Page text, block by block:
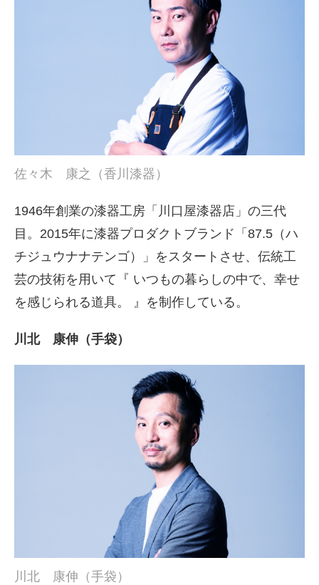
佐々木 康之（香川漆器）
1946年創業の漆器工房「川口屋漆器店」の三代
目。2015年に漆器プロダクトブランド「87.5（ハ
チジュウナナテンゴ）」をスタートさせ、伝統工
芸の技術を用いて『 いつもの暮らしの中で、幸せ
を感じられる道具。 』を制作している。
川北 康伸（手袋）
川北 康伸（手袋）